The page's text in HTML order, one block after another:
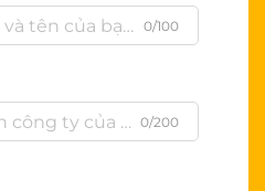
0/100
0/200